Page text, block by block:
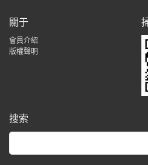
關于
會員介紹
版權聲明
搜索